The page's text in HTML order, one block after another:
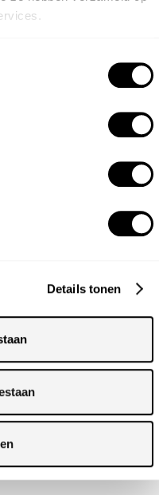
Details tonen